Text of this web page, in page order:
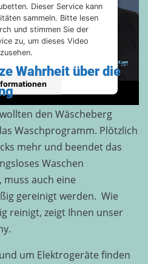
Dieser Service kann
sammeln. Bitte lesen
und stimmen Sie der
zu, um dieses Video
Consent Management
Wahrheit über die
den Wäscheberg
Waschprogramm. Plötzlich
mehr und beendet das
Waschen
muss auch eine
gereinigt werden. Wie
reinigt, zeigt Ihnen unser
um Elektrogeräte finden